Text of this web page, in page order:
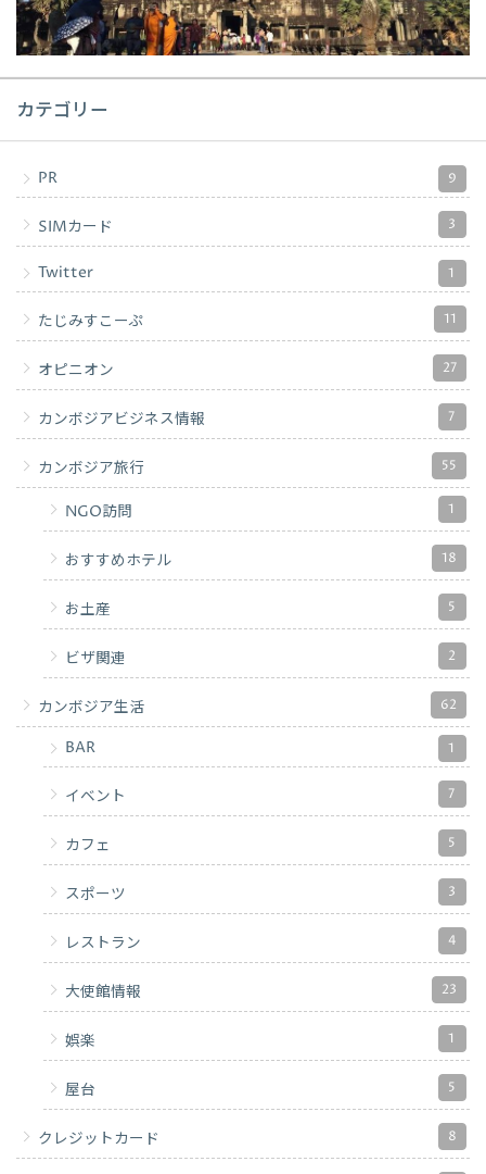
カテゴリー
PR 9
SIMカード 3
Twitter 1
たじみすこーぷ 11
オピニオン 27
カンボジアビジネス情報 7
カンボジア旅行 55
NGO訪問 1
おすすめホテル 18
お土産 5
ビザ関連 2
カンボジア生活 62
BAR 1
イベント 7
カフェ 5
スポーツ 3
レストラン 4
大使館情報 23
娯楽 1
屋台 5
クレジットカード 8